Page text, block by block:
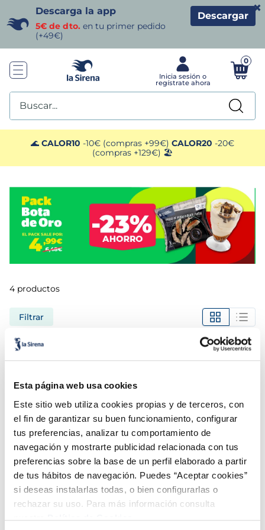
Esta página web usa cookies
Este sitio web utiliza cookies propias y de terceros, con
el fin de garantizar su buen funcionamiento, configurar
tus preferencias, analizar tu comportamiento de
navegación y mostrarte publicidad relacionada con tus
preferencias sobre la base de un perfil elaborado a partir
de tus hábitos de navegación. Puedes “Aceptar cookies”
si deseas instalarlas todas, o bien configurarlas o
rechazar su uso. Para más información consulta
nuestraPolítica de Cookies.
Descarga la app
5€ de dto. en tu primer pedido
(+49€)
Descargar
×
0
Buscar...
🌊 CALOR10 -10€ (compras +99€) CALOR20 -20€
(compras +129€) 🏖️
4 productos
Filtrar
Gyozas de verduras
Añadir Añadir
Gyoza de cerdo
Añadir
Copa biscuit
Sin gluten
Añadir
TÉRMINOS MÁS BUSCADOS
1. helados sirena
gambas
patatas
gamba
5 . verduras
croquetas
7. canelones
9. listísimos
10. pollo